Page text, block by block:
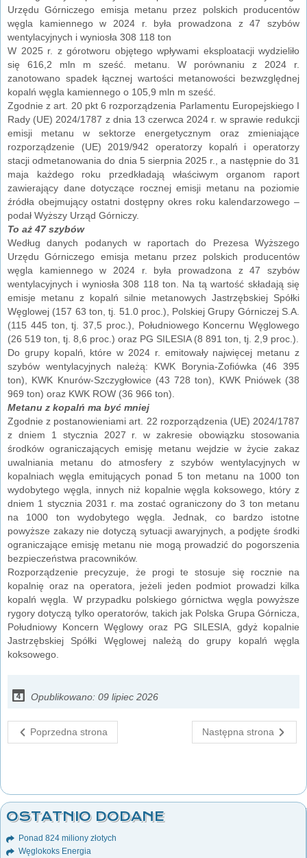
Urzędu Górniczego emisja metanu przez polskich producentów
węgla kamiennego w 2024 r. była prowadzona z 47 szybów
wentylacyjnych i wyniosła 308 118 ton
W 2025 r. z górotworu objętego wpływami eksploatacji wydzieliło
się 616,2 mln m sześć. metanu. W porównaniu z 2024 r.
zanotowano spadek łącznej wartości metanowości bezwzględnej
kopalń węgla kamiennego o 105,9 mln m sześć.
Zgodnie z art. 20 pkt 6 rozporządzenia Parlamentu Europejskiego I
Rady (UE) 2024/1787 z dnia 13 czerwca 2024 r. w sprawie redukcji
emisji metanu w sektorze energetycznym oraz zmieniające
rozporządzenie (UE) 2019/942 operatorzy kopalń i operatorzy
stacji odmetanowania do dnia 5 sierpnia 2025 r., a następnie do 31
maja każdego roku przedkładają właściwym organom raport
zawierający dane dotyczące rocznej emisji metanu na poziomie
źródła obejmujący ostatni dostępny okres roku kalendarzowego –
podał Wyższy Urząd Górniczy.
To aż 47 szybów
Według danych podanych w raportach do Prezesa Wyższego
Urzędu Górniczego emisja metanu przez polskich producentów
węgla kamiennego w 2024 r. była prowadzona z 47 szybów
wentylacyjnych i wyniosła 308 118 ton. Na tą wartość składają się
emisje metanu z kopalń silnie metanowych Jastrzębskiej Spółki
Węglowej (157 63 ton, tj. 51.0 proc.), Polskiej Grupy Górniczej S.A.
(115 445 ton, tj. 37,5 proc.), Południowego Koncernu Węglowego
(26 519 ton, tj. 8,6 proc.) oraz PG SILESIA (8 891 ton, tj. 2,9 proc.).
Do grupy kopalń, które w 2024 r. emitowały najwięcej metanu z
szybów wentylacyjnych należą: KWK Borynia-Zofiówka (46 395
ton), KWK Knurów-Szczygłowice (43 728 ton), KWK Pniówek (38
969 ton) oraz KWK ROW (36 966 ton).
Metanu z kopalń ma być mniej
Zgodnie z postanowieniami art. 22 rozporządzenia (UE) 2024/1787
z dniem 1 stycznia 2027 r. w zakresie obowiązku stosowania
środków ograniczających emisję metanu wejdzie w życie zakaz
uwalniania metanu do atmosfery z szybów wentylacyjnych w
kopalniach węgla emitujących ponad 5 ton metanu na 1000 ton
wydobytego węgla, innych niż kopalnie węgla koksowego, który z
dniem 1 stycznia 2031 r. ma zostać ograniczony do 3 ton metanu
na 1000 ton wydobytego węgla. Jednak, co bardzo istotne
powyższe zakazy nie dotyczą sytuacji awaryjnych, a podjęte środki
ograniczające emisję metanu nie mogą prowadzić do pogorszenia
bezpieczeństwa pracowników.
Rozporządzenie precyzuje, że progi te stosuje się rocznie na
kopalnię oraz na operatora, jeżeli jeden podmiot prowadzi kilka
kopalń węgla. W przypadku polskiego górnictwa węgla powyższe
rygory dotyczą tylko operatorów, takich jak Polska Grupa Górnicza,
Południowy Koncern Węglowy oraz PG SILESIA, gdyż kopalnie
Jastrzębskiej Spółki Węglowej należą do grupy kopalń węgla
koksowego.
Opublikowano: 09 lipiec 2026
Poprzedna strona Następna strona
OSTATNIO DODANE
Ponad 824 miliony złotych
Węglokoks Energia